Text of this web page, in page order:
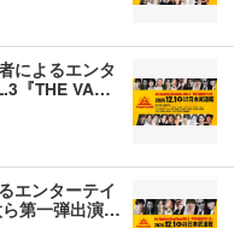
によるエンタ
『THE VA…
エンターテイ
第一弾出演…